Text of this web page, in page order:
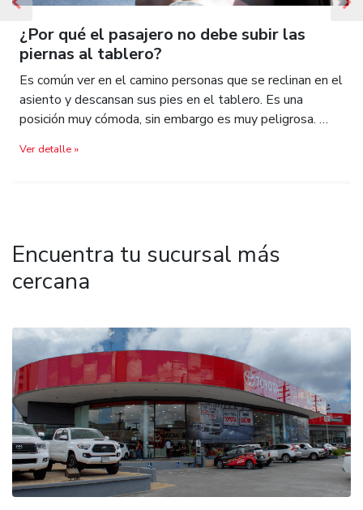
¿Por qué el pasajero no debe subir las
piernas al tablero?
Es común ver en el camino personas que se reclinan en el
asiento y descansan sus pies en el tablero. Es una
posición muy cómoda, sin embargo es muy peligrosa. …
Ver detalle »
Previous
Encuentra tu sucursal más
cercana